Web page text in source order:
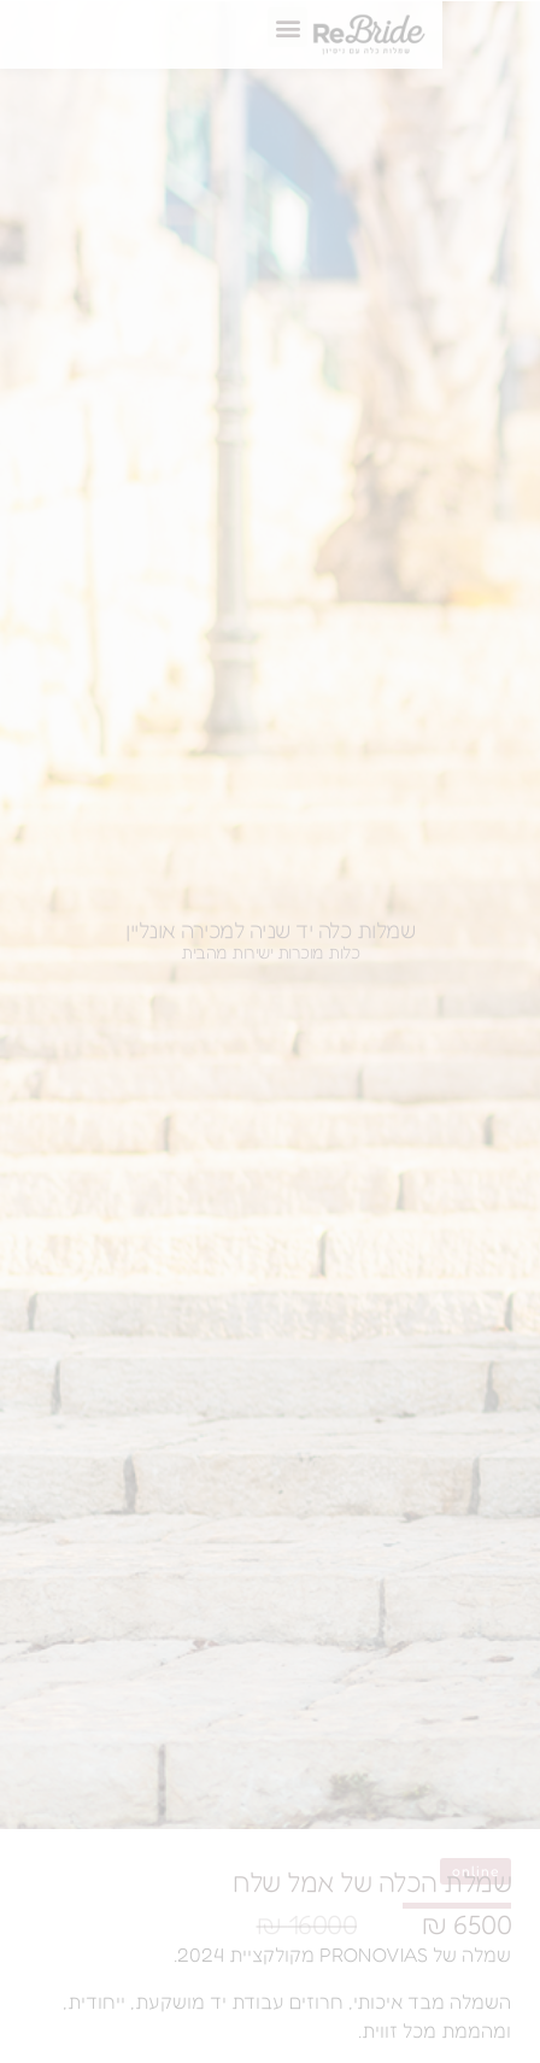
שמלות כלה יד שניה למכירה אונליין
כלות מוכרות ישירות מהבית
של אמל שלח
16000 ₪
איכותי, חרוזים עבודת יד מושקעת, ייחודית,
זווית.